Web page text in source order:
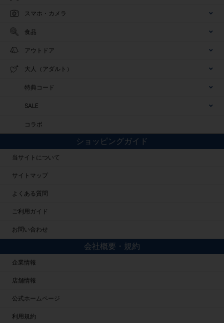
スマホ・カメラ
食品
アウトドア
大人（アダルト）
特典コード
SALE
コラボ
ショッピングガイド
当サイトについて
サイトマップ
よくある質問
ご利用ガイド
お問い合わせ
会社概要・規約
企業情報
店舗情報
公式ホームページ
利用規約